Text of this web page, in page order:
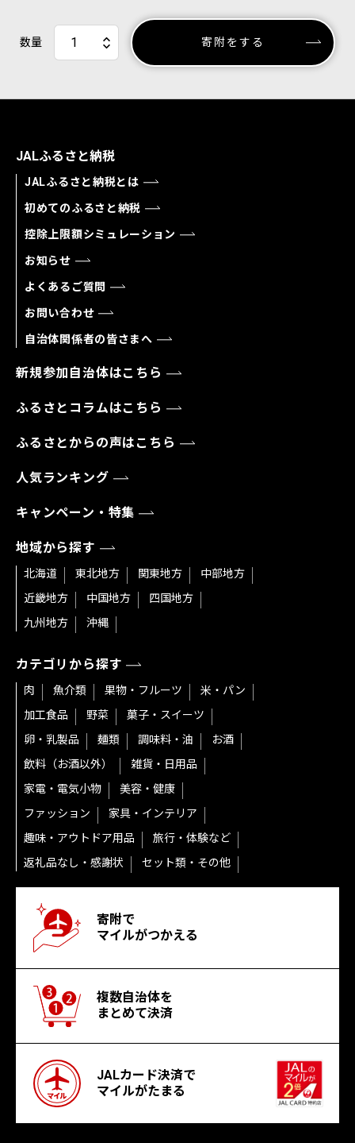
数量 寄附をする
JALふるさと納税
JALふるさと納税とは
初めてのふるさと納税
控除上限額シミュレーション
お知らせ
よくあるご質問
お問い合わせ
自治体関係者の皆さまへ
新規参加自治体はこちら
ふるさとコラムはこちら
ふるさとからの声はこちら
人気ランキング
キャンペーン・特集
地域から探す
北海道 東北地方 関東地方
中部地方
近畿地方
中国地方
四国地方
九州地方
沖縄
カテゴリから探す
肉 魚介類 果物・フルーツ
米・パン
加工食品
野菜
菓子・スイーツ
卵・乳製品
麺類 調味料・油
お酒
飲料（お酒以外）
雑貨・日用品
家電・電気小物
美容・健康
ファッション
家具・インテリア
趣味・アウトドア用品
旅行・体験など
返礼品なし・感謝状
セット類・その他
寄附で
マイルがつかえる
複数自治体を
まとめて決済
JALカード決済で
マイルがたまる